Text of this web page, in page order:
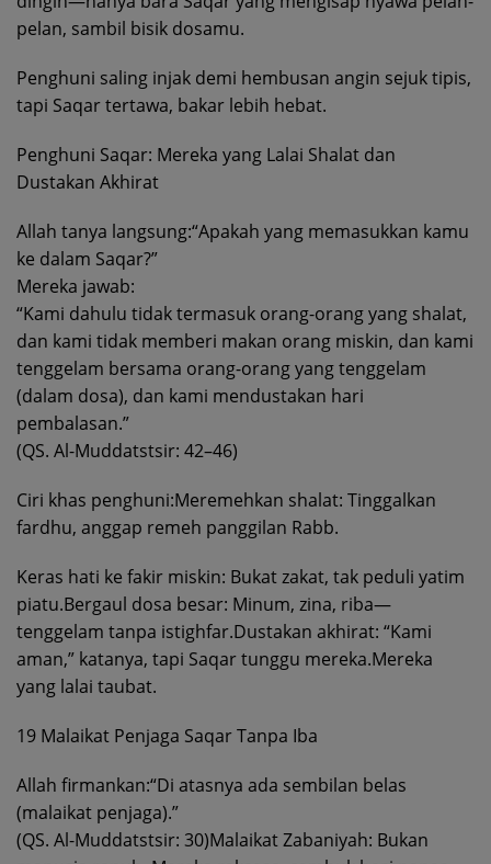
pelan, sambil bisik dosamu.
Penghuni saling injak demi hembusan angin sejuk tipis,
tapi Saqar tertawa, bakar lebih hebat.
Penghuni Saqar: Mereka yang Lalai Shalat dan
Dustakan Akhirat
Allah tanya langsung:“Apakah yang memasukkan kamu
ke dalam Saqar?”
Mereka jawab:
“Kami dahulu tidak termasuk orang-orang yang shalat,
dan kami tidak memberi makan orang miskin, dan kami
tenggelam bersama orang-orang yang tenggelam
(dalam dosa), dan kami mendustakan hari
pembalasan.”
(QS. Al-Muddatstsir: 42–46)
Ciri khas penghuni:Meremehkan shalat: Tinggalkan
fardhu, anggap remeh panggilan Rabb.
Keras hati ke fakir miskin: Bukat zakat, tak peduli yatim
piatu.Bergaul dosa besar: Minum, zina, riba—
tenggelam tanpa istighfar.Dustakan akhirat: “Kami
aman,” katanya, tapi Saqar tunggu mereka.Mereka
yang lalai taubat.
19 Malaikat Penjaga Saqar Tanpa Iba
Allah firmankan:“Di atasnya ada sembilan belas
(malaikat penjaga).”
(QS. Al-Muddatstsir: 30)Malaikat Zabaniyah: Bukan